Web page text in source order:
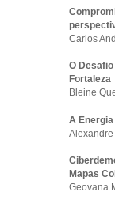
Carlos
O
Fortaleza
Bleine
A
Mapas
Geovana